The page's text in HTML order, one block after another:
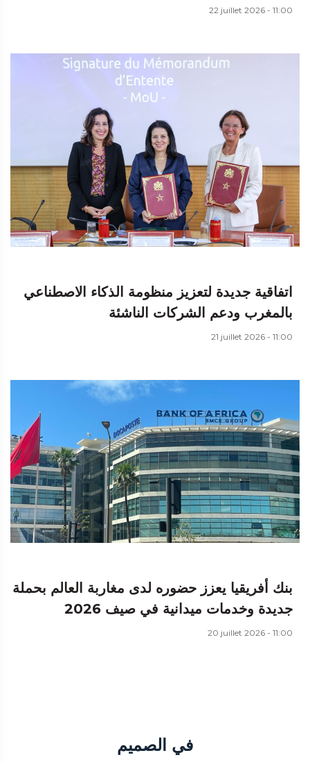
22 juillet 2026 - 11:00
اتفاقية جديدة لتعزيز منظومة الذكاء الاصطناعي
بالمغرب ودعم الشركات الناشئة
21 juillet 2026 - 11:00
بنك أفريقيا يعزز حضوره لدى مغاربة العالم بحملة
جديدة وخدمات ميدانية في صيف 2026
20 juillet 2026 - 11:00
في الصميم